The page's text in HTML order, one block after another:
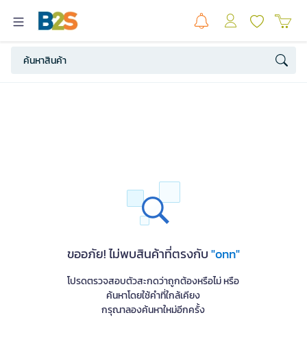
ขออภัย! ไม่พบสินค้าที่ตรงกับ"onn"
โปรดตรวจสอบตัวสะกดว่าถูกต้องหรือไม่ หรือ
ค้นหาโดยใช้คำที่ใกล้เคียง
กรุณาลองค้นหาใหม่อีกครั้ง